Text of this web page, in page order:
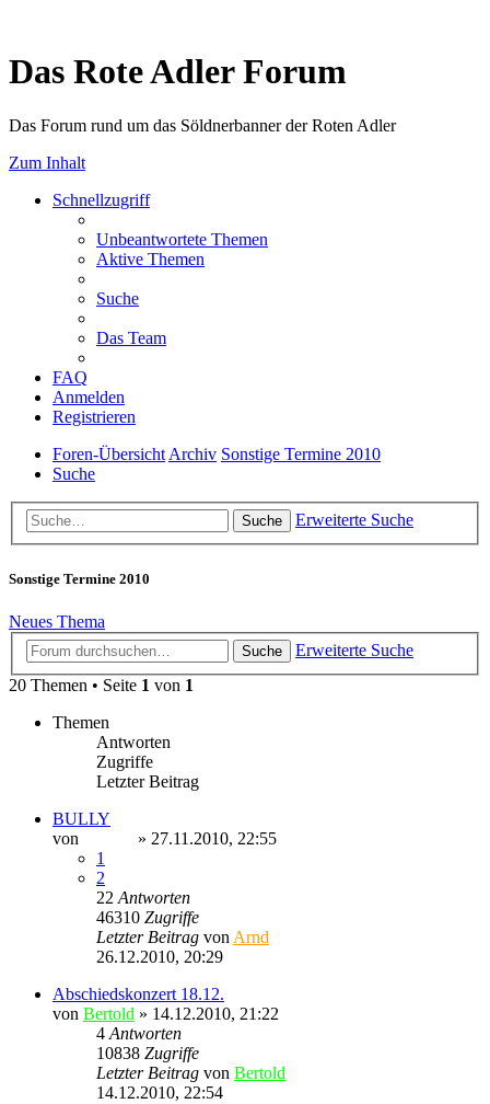
Das Rote Adler Forum
Das Forum rund um das Söldnerbanner der Roten Adler
Zum Inhalt
Schnellzugriff
Unbeantwortete Themen
Aktive Themen
Suche
Das Team
FAQ
Anmelden
Registrieren
Foren-Übersicht Archiv Sonstige Termine 2010
Suche
Suche Erweiterte Suche
Sonstige Termine 2010
Neues Thema
Suche
Erweiterte Suche
20 Themen • Seite 1 von 1
Themen
Antworten
Zugriffe
Letzter Beitrag
BULLY
von
» 27.11.2010, 22:55
1
2
22Antworten
46310 Zugriffe
Letzter Beitrag vonArnd
26.12.2010, 20:29
Abschiedskonzert 18.12.
von Bertold » 14.12.2010, 21:22
4Antworten
10838 Zugriffe
Letzter Beitrag von Bertold
14.12.2010, 22:54